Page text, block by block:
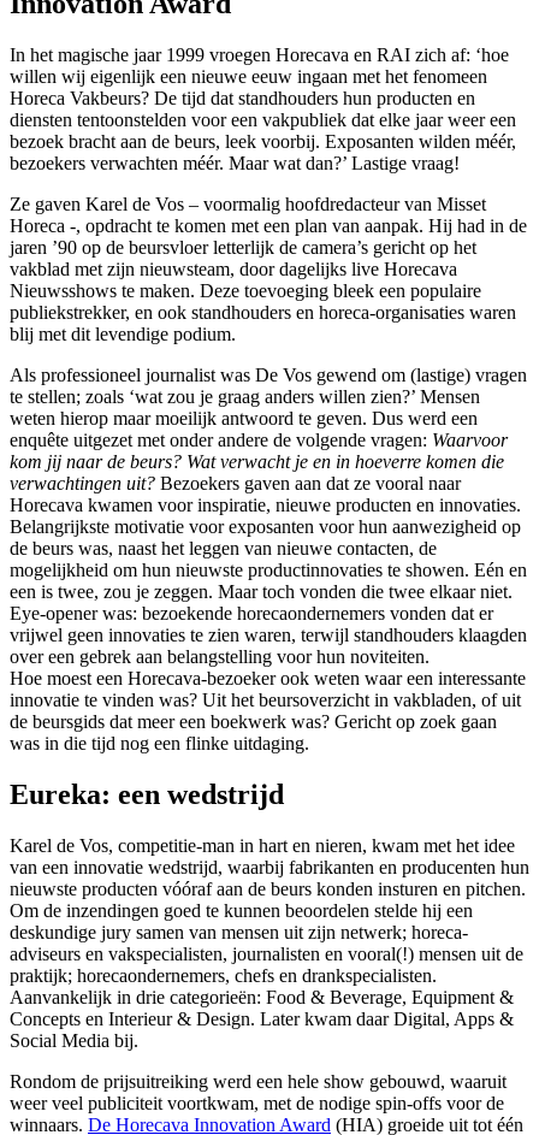
In het magische jaar 1999 vroegen Horecava en RAI zich af: ‘hoe
willen wij eigenlijk een nieuwe eeuw ingaan met het fenomeen
Horeca Vakbeurs? De tijd dat standhouders hun producten en
diensten tentoonstelden voor een vakpubliek dat elke jaar weer een
bezoek bracht aan de beurs, leek voorbij. Exposanten wilden méér,
bezoekers verwachten méér. Maar wat dan?’ Lastige vraag!
Ze gaven Karel de Vos – voormalig hoofdredacteur van Misset
Horeca -, opdracht te komen met een plan van aanpak. Hij had in de
jaren ’90 op de beursvloer letterlijk de camera’s gericht op het
vakblad met zijn nieuwsteam, door dagelijks live Horecava
Nieuwsshows te maken. Deze toevoeging bleek een populaire
publiekstrekker, en ook standhouders en horeca-organisaties waren
blij met dit levendige podium.
Als professioneel journalist was De Vos gewend om (lastige) vragen
te stellen; zoals ‘wat zou je graag anders willen zien?’ Mensen
weten hierop maar moeilijk antwoord te geven. Dus werd een
enquête uitgezet met onder andere de volgende vragen: Waarvoor
kom jij naar de beurs? Wat verwacht je en in hoeverre komen die
verwachtingen uit? Bezoekers gaven aan dat ze vooral naar
Horecava kwamen voor inspiratie, nieuwe producten en innovaties.
Belangrijkste motivatie voor exposanten voor hun aanwezigheid op
de beurs was, naast het leggen van nieuwe contacten, de
mogelijkheid om hun nieuwste productinnovaties te showen. Eén en
een is twee, zou je zeggen. Maar toch vonden die twee elkaar niet.
Eye-opener was: bezoekende horecaondernemers vonden dat er
vrijwel geen innovaties te zien waren, terwijl standhouders klaagden
over een gebrek aan belangstelling voor hun noviteiten.
Hoe moest een Horecava-bezoeker ook weten waar een interessante
innovatie te vinden was? Uit het beursoverzicht in vakbladen, of uit
de beursgids dat meer een boekwerk was? Gericht op zoek gaan
was in die tijd nog een flinke uitdaging.
Eureka: een wedstrijd
Karel de Vos, competitie-man in hart en nieren, kwam met het idee
van een innovatie wedstrijd, waarbij fabrikanten en producenten hun
nieuwste producten vóóraf aan de beurs konden insturen en pitchen.
Om de inzendingen goed te kunnen beoordelen stelde hij een
deskundige jury samen van mensen uit zijn netwerk; horeca-
adviseurs en vakspecialisten, journalisten en vooral(!) mensen uit de
praktijk; horecaondernemers, chefs en drankspecialisten.
Aanvankelijk in drie categorieën: Food & Beverage, Equipment &
Concepts en Interieur & Design. Later kwam daar Digital, Apps &
Social Media bij.
Rondom de prijsuitreiking werd een hele show gebouwd, waaruit
weer veel publiciteit voortkwam, met de nodige spin-offs voor de
winnaars. De Horecava Innovation Award (HIA) groeide uit tot één